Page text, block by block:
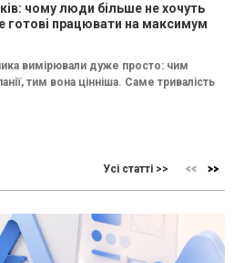
чому люди більше не хочуть
готові працювати на максимум
вимірювали дуже просто: чим
тим вона цінніша. Саме тривалість
Усі статті >>